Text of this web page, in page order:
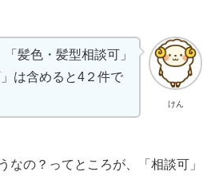
けん
髪色・髪型相談可」
は含めると4２件で
なの？ってところが、「相談可」